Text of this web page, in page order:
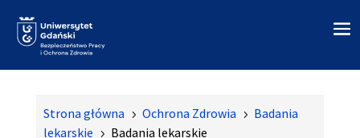
Strona główna 5 Ochrona Zdrowia 5 Badania
lekarskie
5 Badania lekarskie